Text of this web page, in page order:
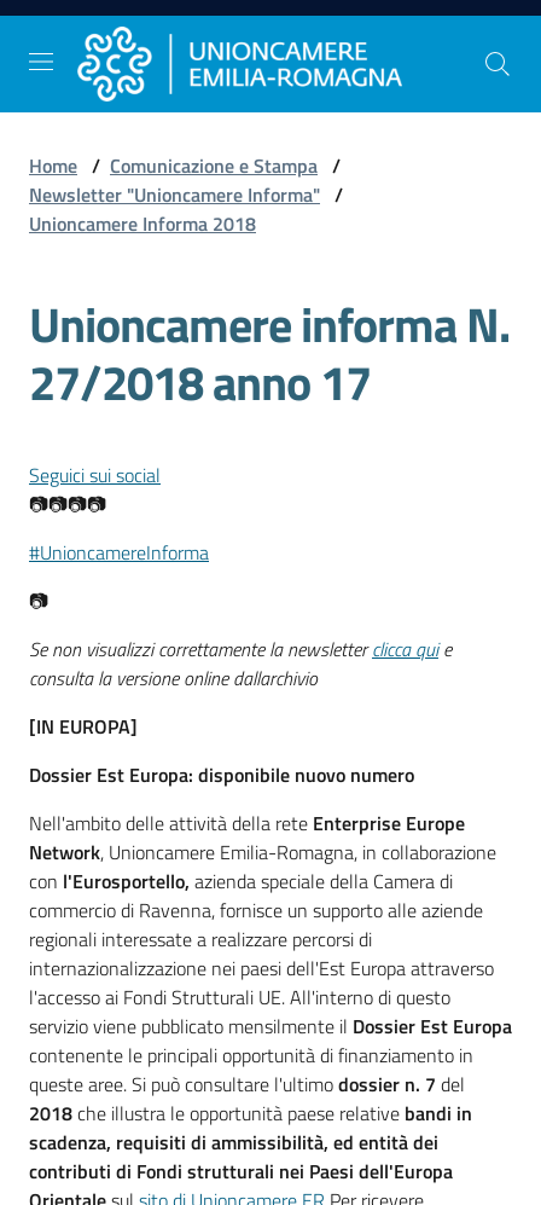
Vai al contenuto
Vai alla navigazione
Vai al footer
Comunicazione
e
Studi
e
Statistica
Orientamento
lavoro
Promozione
e
Innovazione
Internazionalizzazione
delle
Imprese
Chi
siamo
RSS
Home / Comunicazione e Stampa /
Newsletter "Unioncamere Informa" /
Unioncamere Informa 2018
Unioncamere informa N.
27/2018 anno 17
Seguici sui social
📷📷📷📷
#UnioncamereInforma
📷
Se non visualizzi correttamente la newsletter clicca qui e
consulta la versione online dallarchivio
[IN EUROPA]
Dossier Est Europa: disponibile nuovo numero
Nell'ambito delle attività della rete Enterprise Europe
Network, Unioncamere Emilia-Romagna, in collaborazione
con l'Eurosportello, azienda speciale della Camera di
commercio di Ravenna, fornisce un supporto alle aziende
regionali interessate a realizzare percorsi di
internazionalizzazione nei paesi dell'Est Europa attraverso
l'accesso ai Fondi Strutturali UE. All'interno di questo
servizio viene pubblicato mensilmente il Dossier Est Europa
contenente le principali opportunità di finanziamento in
queste aree. Si può consultare l'ultimodossier n. 7 del
2018che illustra le opportunità paese relative bandi in
scadenza, requisiti di ammissibilità, ed entità dei
contributi di Fondi strutturali nei Paesi dell'Europa